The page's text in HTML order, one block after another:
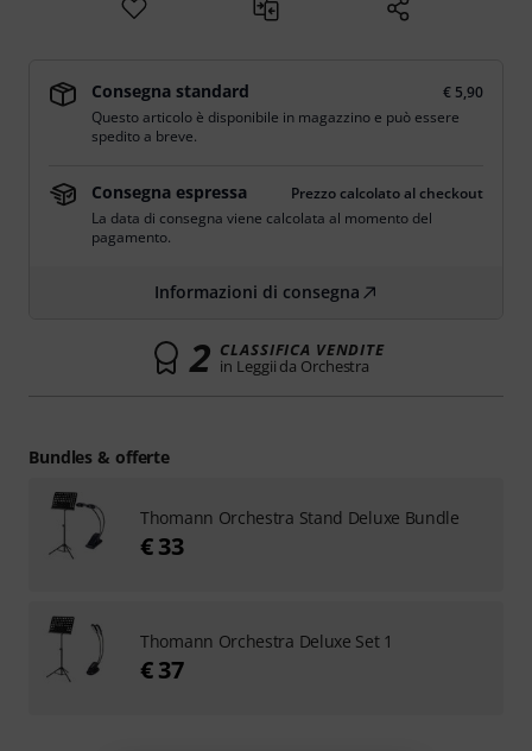
Consegna standard
€ 5,90
Questo articolo è disponibile in magazzino e può essere
spedito a breve.
Consegna espressa
Prezzo calcolato al checkout
La data di consegna viene calcolata al momento del
pagamento.
Informazioni di consegna
2 CLASSIFICA VENDITE
in Leggii da Orchestra
Bundles & offerte
Thomann Orchestra Stand Deluxe Bundle
€ 33
Thomann Orchestra Deluxe Set 1
€ 37